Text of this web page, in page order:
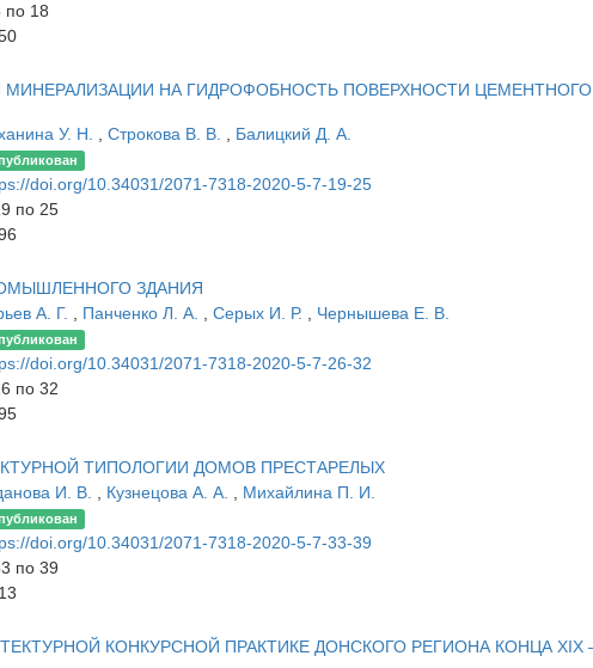
по 18
НА ГИДРОФОБНОСТЬ ПОВЕРХНОСТИ ЦЕМЕНТНОГО
У. Н. Строкова В. В.
Балицкий Д. А.
doi.org/10.34031/2071-7318-2020-5-7-19-25
по 25
ЗДАНИЯ
А. Г. Панченко Л. А. Серых И. Р.
Чернышева Е. В.
doi.org/10.34031/2071-7318-2020-5-7-26-32
по 32
ТИПОЛОГИИ ДОМОВ ПРЕСТАРЕЛЫХ
И. В. Кузнецова А. А.
Михайлина П. И.
doi.org/10.34031/2071-7318-2020-5-7-33-39
по 39
КОНКУРСНОЙ ПРАКТИКЕ ДОНСКОГО РЕГИОНА КОНЦА XIX